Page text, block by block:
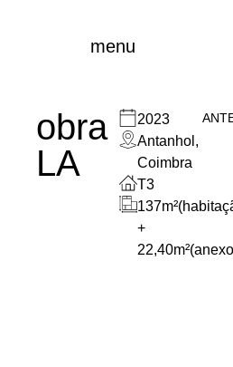
menu
obra
LA
2023
Antanhol,
Coimbra
T3
+